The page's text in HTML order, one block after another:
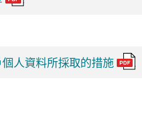
人資料所採取的措施